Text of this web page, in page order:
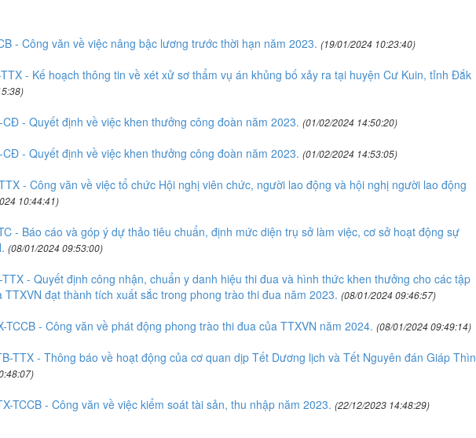
- Công văn về việc nâng bậc lương trước thời hạn năm 2023. (19/01/2024 10:23:40)
- Kế hoạch thông tin về xét xử sơ thẩm vụ án khủng bố xảy ra tại huyện Cư Kuin, tỉnh Đắk
- Quyết định về việc khen thưởng công đoàn năm 2023. (01/02/2024 14:50:20)
- Quyết định về việc khen thưởng công đoàn năm 2023. (01/02/2024 14:53:05)
- Công văn về việc tổ chức Hội nghị viên chức, người lao động và hội nghị người lao động
10:44:41)
- Báo cáo và góp ý dự thảo tiêu chuẩn, định mức diện trụ sở làm việc, cơ sở hoạt động sự
(08/01/2024 09:53:00)
- Quyết định công nhận, chuẩn y danh hiệu thi đua và hình thức khen thưởng cho các tập
TTXVN đạt thành tích xuất sắc trong phong trào thi đua năm 2023. (08/01/2024 09:46:57)
TCCB - Công văn về phát động phong trào thi đua của TTXVN năm 2024. (08/01/2024 09:49:14)
TTX - Thông báo về hoạt động của cơ quan dịp Tết Dương lịch và Tết Nguyên đán Giáp Thìn
TCCB - Công văn về việc kiểm soát tài sản, thu nhập năm 2023. (22/12/2023 14:48:29)